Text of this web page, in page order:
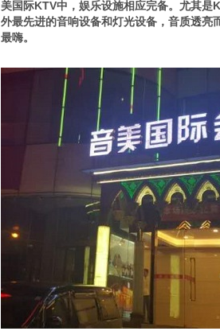
美国际KTV中，娱乐设施相应完备。尤其是
外最先进的音响设备和灯光设备，音质透亮
最嗨。